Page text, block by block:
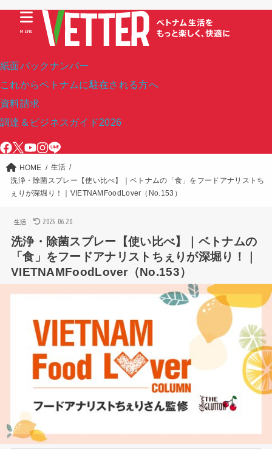
紙面バックナンバー
これからベトナムに駐在される方へ
資料請求
調達＆ビジネスガイド2026
MENU
HOME
生活
洗浄・除菌スプレー【使い比べ】｜ベトナムの「食」をフードアナリストち
ぇりが深堀り！｜VIETNAMFoodLover（No.153）
生活 2025.06.20
洗浄・除菌スプレー【使い比べ】｜ベトナムの
「食」をフードアナリストちぇりが深堀り！｜
VIETNAMFoodLover（No.153）